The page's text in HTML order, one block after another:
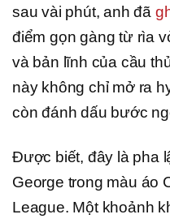
sau vài phút, anh đã
điểm gọn gàng từ rìa
và bản lĩnh của cầu
này không chỉ mở ra
còn đánh dấu bước
Được biết, đây là pha
George trong màu áo
League. Một khoảnh